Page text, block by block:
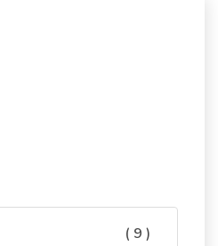
( 9 )